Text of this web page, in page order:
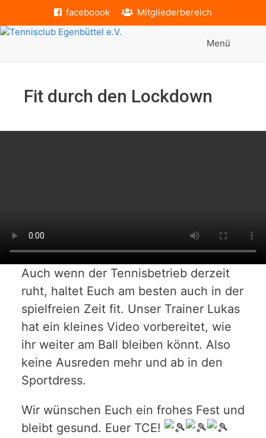
springen
faceboook Mitgliederbereich
Menü
Fit durch den Lockdown
Auch wenn der Tennisbetrieb derzeit
ruht, haltet Euch am besten auch in der
spielfreien Zeit fit. Unser Trainer Lukas
hat ein kleines Video vorbereitet, wie
ihr weiter am Ball bleiben könnt. Also
keine Ausreden mehr und ab in den
Sportdress.
Wir wünschen Euch ein frohes Fest und
bleibt gesund. Euer TCE!